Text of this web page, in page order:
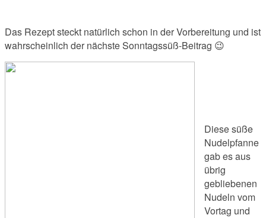
Das Rezept steckt natürlich schon in der Vorbereitung und ist
wahrscheinlich der nächste Sonntagssüß-Beitrag 😉
Diese süße
Nudelpfanne
gab es aus
übrig
gebliebenen
Nudeln vom
Vortag und